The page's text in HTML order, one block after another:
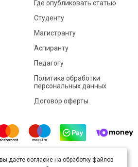
Где опубликовать статью
Студенту
Магистранту
Аспиранту
Педагогу
Политика обработки
персональных данных
Договор оферты
доступно полицензии Creative
даете согласие на обработку файлов